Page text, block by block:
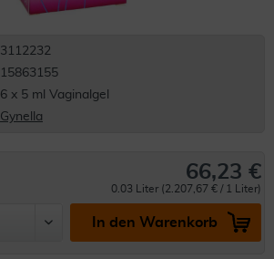
3112232
15863155
6 x 5 ml Vaginalgel
Gynella
66,23 €
0.03 Liter (2.207,67 € / 1 Liter)
In den Warenkorb